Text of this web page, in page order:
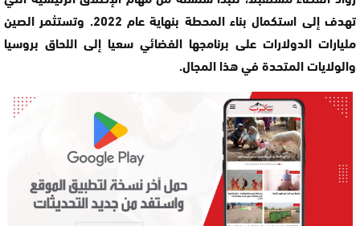
تهدف إلى استكمال بناء المحطة بنهاية عام 2022. وتستثمر الصين
مليارات الدولارات على برنامجها الفضائي سعيا إلى اللحاق بروسيا
والولايات المتحدة في هذا المجال.